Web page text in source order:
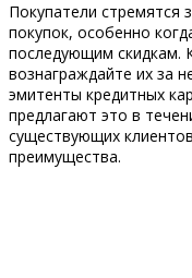
Покупатели стремятся
покупок, особенно
последующим скидкам.
вознаграждайте их за
эмитенты кредитных
предлагают это в
существующих
преимущества.